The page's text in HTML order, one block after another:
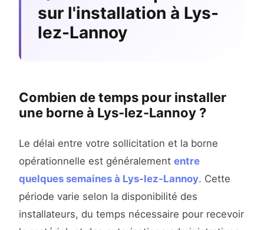
sur l'installation à Lys-
lez-Lannoy
Combien de temps pour installer
une borne à Lys-lez-Lannoy ?
Le délai entre votre sollicitation et la borne
opérationnelle est généralement entre
quelques semaines à Lys-lez-Lannoy. Cette
période varie selon la disponibilité des
installateurs, du temps nécessaire pour recevoir